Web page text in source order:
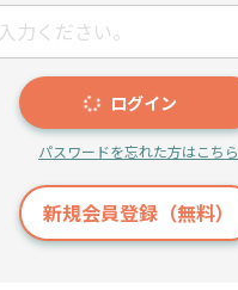
ログイン
パスワードを忘れた方はこちら
新規会員登録（無料）